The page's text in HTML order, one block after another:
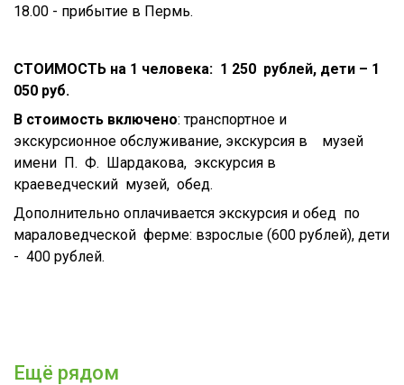
18.00 - прибытие в Пермь.
СТОИМОСТЬ на 1 человека: 1 250 рублей, дети – 1
050 руб.
В стоимость включено: транспортное и
экскурсионное обслуживание, экскурсия в музей
имени П. Ф. Шардакова, экскурсия в
краеведческий музей, обед.
Дополнительно оплачивается экскурсия и обед по
мараловедческой ферме: взрослые (600 рублей), дети
- 400 рублей.
Ещё рядом